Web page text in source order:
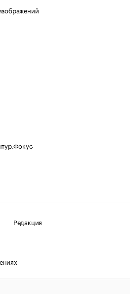
Редакция
О соблюдении авторских прав